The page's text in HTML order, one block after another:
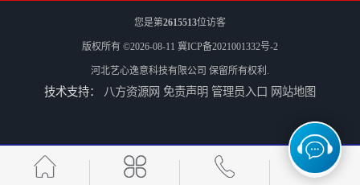
您是第2615513位访客
版权所有 ©2026-08-11 冀ICP备2021001332号-2
河北艺心逸意科技有限公司 保留所有权利.
技术支持： 八方资源网 免责声明 管理员入口 网站地图